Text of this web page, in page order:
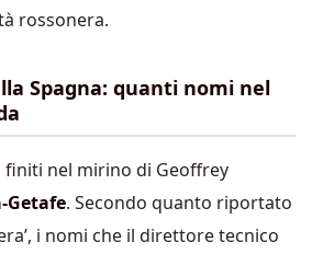
rossonera.
Spagna: quanti nomi nel
nel mirino di Geoffrey
Getafe. Secondo quanto riportato
i nomi che il direttore tecnico